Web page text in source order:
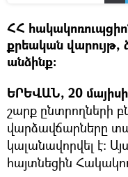
ՀՀ
քրեական վարույթ,
անձինք։
ԵՐԵՎԱՆ, 20
շարք ընտրողների
վարձավճարները
կալանավորվել է։
հայտնեցին